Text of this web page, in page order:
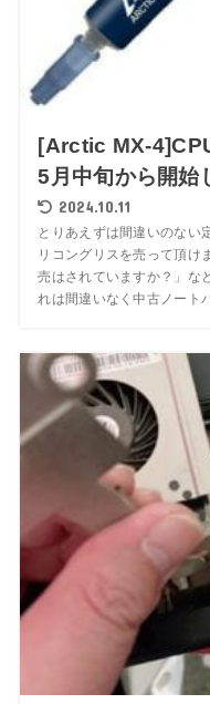
[Arctic MX-
5月中旬から開始
2024.10.11
とりあえずは間違いのない
リコングリスを売って頂け
売はされていますか？」な
れは間違いなく中古ノート